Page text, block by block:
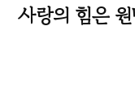
사랑의 힘은